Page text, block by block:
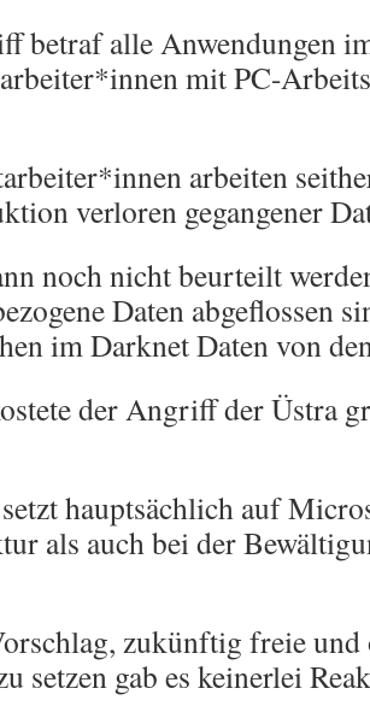
betraf alle Anwendungen
mit PC-
arbeiten
verloren gegangener
noch nicht beurteilt
Daten abgeflossen
im Darknet Daten von
der Angriff der Üstra
hauptsächlich auf
als auch bei der
zukünftig freie und
setzen gab es keinerlei